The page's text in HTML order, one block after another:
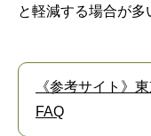
と軽減する場合が多
《参考サイト》
FAQ